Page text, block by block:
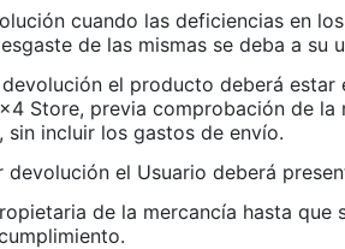
cuando las deficiencias en
de las mismas se deba a su
el producto deberá
Store, previa comprobación de
incluir los gastos de envío.
devolución el Usuario deberá
de la mercancía hasta